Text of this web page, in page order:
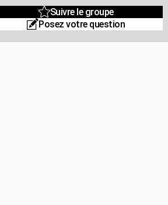
Suivre le groupe
Posez votre question